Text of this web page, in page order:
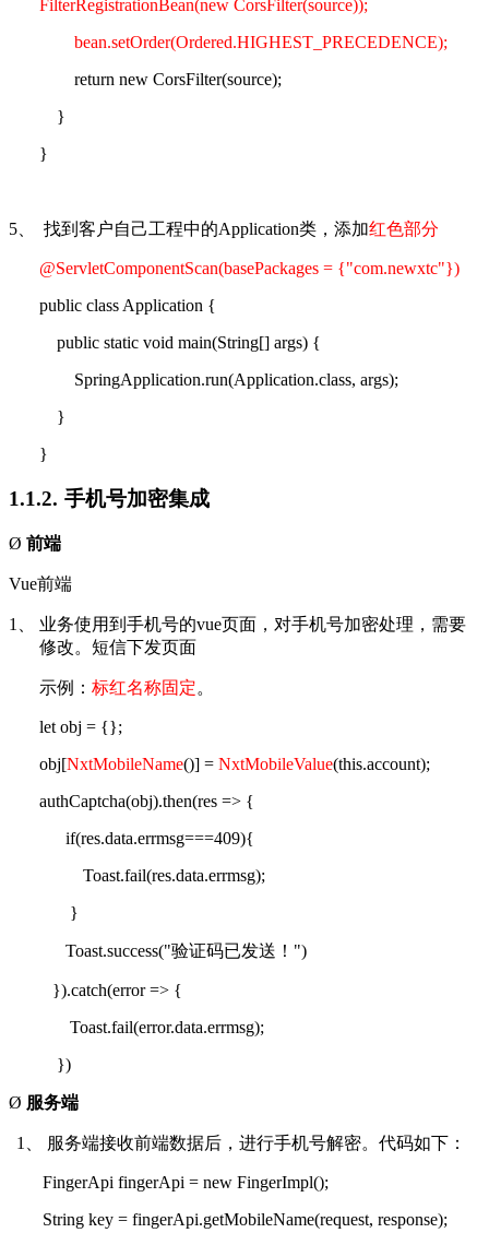
FilterRegistrationBean(new CorsFilter(source));
bean.setOrder(Ordered.HIGHEST_PRECEDENCE);
return new CorsFilter(source);
}
}
5、 找到客户自己工程中的Application类，添加红色部分
@ServletComponentScan(basePackages = {"com.newxtc"})
public class Application {
public static void main(String[] args) {
SpringApplication.run(Application.class, args);
}
}
1.1.2. 手机号加密集成
Ø 前端
Vue前端
1、 业务使用到手机号的vue页面，对手机号加密处理，需要
修改。短信下发页面
示例： 标红名称固定。
let obj = {};
obj[NxtMobileName()] = NxtMobileValue(this.account);
authCaptcha(obj).then(res => {
if(res.data.errmsg===409){
Toast.fail(res.data.errmsg);
}
Toast.success("验证码已发送！ ")
}).catch(error => {
Toast.fail(error.data.errmsg);
})
Ø 服务端
1、 服务端接收前端数据后，进行手机号解密。代码如下：
FingerApi fingerApi = new FingerImpl();
String key = fingerApi.getMobileName(request, response);